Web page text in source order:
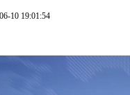
10 19:01:54